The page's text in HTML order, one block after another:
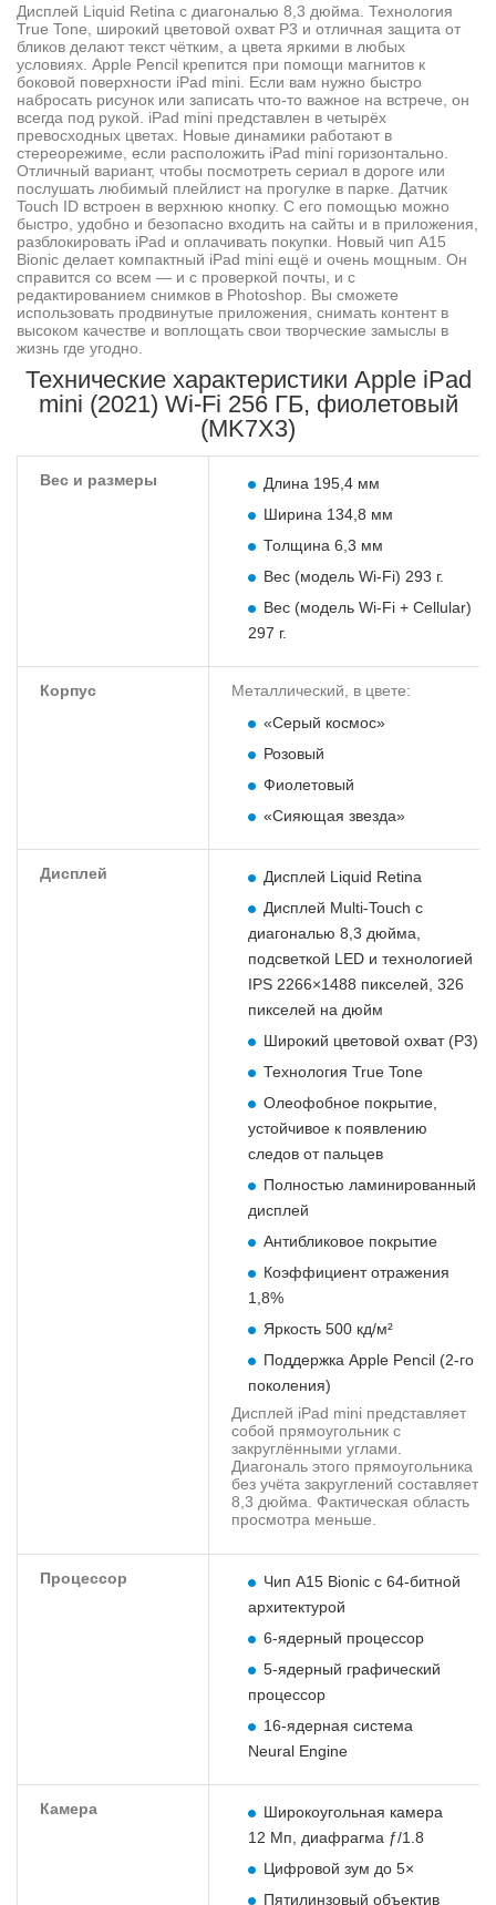
Дисплей Liquid Retina с диагональю 8,3 дюйма. Технология
True Tone, широкий цветовой охват P3 и отличная защита от
бликов делают текст чётким, а цвета яркими в любых
условиях. Apple Pencil крепится при помощи магнитов к
боковой поверхности iPad mini. Если вам нужно быстро
набросать рисунок или записать что-то важное на встрече, он
всегда под рукой. iPad mini представлен в четырёх
превосходных цветах. Новые динамики работают в
стереорежиме, если расположить iPad mini горизонтально.
Отличный вариант, чтобы посмотреть сериал в дороге или
послушать любимый плейлист на прогулке в парке. Датчик
Touch ID встроен в верхнюю кнопку. С его помощью можно
быстро, удобно и безопасно входить на сайты и в приложения,
разблокировать iPad и оплачивать покупки. Новый чип A15
Bionic делает компактный iPad mini ещё и очень мощным. Он
справится со всем — и с проверкой почты, и с
редактированием снимков в Photoshop. Вы сможете
использовать продвинутые приложения, снимать контент в
высоком качестве и воплощать свои творческие замыслы в
жизнь где угодно.
Технические характеристики Apple iPad
mini (2021) Wi-Fi 256 ГБ, фиолетовый
(MK7X3)
Вес и размеры
Длина 195,4 мм
Ширина 134,8 мм
Толщина 6,3 мм
Вес (модель Wi-Fi) 293 г.
Вес (модель Wi-Fi + Cellular)
297 г.
Корпус
Металлический, в цвете:
«Серый космос»
Розовый
Фиолетовый
«Сияющая звезда»
Дисплей
Дисплей Liquid Retina
Дисплей Multi‑Touch с
диагональю 8,3 дюйма,
подсветкой LED и технологией
IPS 2266×1488 пикселей, 326
пикселей на дюйм
Широкий цветовой охват (P3)
Технология True Tone
Олеофобное покрытие,
устойчивое к появлению
следов от пальцев
Полностью ламинированный
дисплей
Антибликовое покрытие
Коэффициент отражения
1,8%
Яркость 500 кд/м²
Поддержка Apple Pencil (2‑го
поколения)
Дисплей iPad mini представляет
собой прямоугольник с
закруглёнными углами.
Диагональ этого прямоугольника
без учёта закруглений составляет
8,3 дюйма. Фактическая область
просмотра меньше.
Процессор
Чип A15 Bionic с 64‑битной
архитектурой
6‑ядерный процессор
5‑ядерный графический
процессор
16‑ядерная система
Neural Engine
Камера
Широкоугольная камера
12 Мп, диафрагма ƒ/1.8
Цифровой зум до 5×
Пятилинзовый объектив